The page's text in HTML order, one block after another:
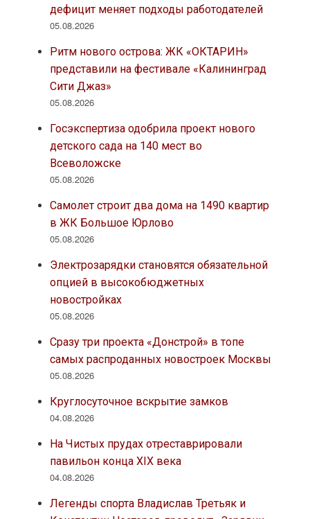
дефицит меняет подходы работодателей
05.08.2026
Ритм нового острова: ЖК «ОКТАРИН»
представили на фестивале «Калининград
Сити Джаз»
05.08.2026
Госэкспертиза одобрила проект нового
детского сада на 140 мест во
Всеволожске
05.08.2026
Самолет строит два дома на 1490 квартир
в ЖК Большое Юрлово
05.08.2026
Электрозарядки становятся обязательной
опцией в высокобюджетных
новостройках
05.08.2026
Сразу три проекта «Донстрой» в топе
самых распроданных новостроек Москвы
05.08.2026
Круглосуточное вскрытие замков
04.08.2026
На Чистых прудах отреставрировали
павильон конца XIX века
04.08.2026
Легенды спорта Владислав Третьяк и